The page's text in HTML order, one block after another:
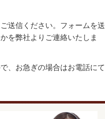
送信ください。フォームを送
を弊社よりご連絡いたしま
、お急ぎの場合はお電話にて